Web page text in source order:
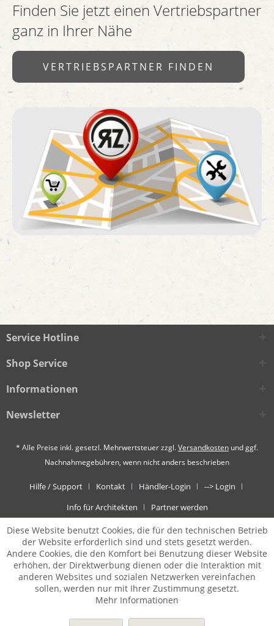
Finden Sie jetzt einen Vertriebspartner
ganz in Ihrer Nähe
VERTRIEBSPARTNER FINDEN
Service Hotline
Shop Service
Informationen
Newsletter
* Alle Preise inkl. gesetzl. Mehrwertsteuer zzgl.Versandkosten und ggf.
Nachnahmegebühren, wenn nicht anders beschrieben
Hilfe / Support Kontakt Händler-Login
--> Login
Info für Architekten
Partner werden
Diese Website benutzt Cookies, die für den technischen Betrieb
der Website erforderlich sind und stets gesetzt werden.
Andere Cookies, die den Komfort bei Benutzung dieser Website
erhöhen, der Direktwerbung dienen oder die Interaktion mit
anderen Websites und sozialen Netzwerken vereinfachen
sollen, werden nur mit Ihrer Zustimmung gesetzt.
Mehr Informationen